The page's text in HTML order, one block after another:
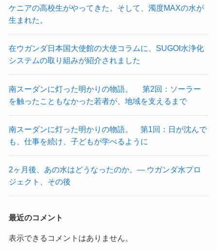
ケニアの高校生がやってきた。そして、濁度MAXの水が
生まれた。
在ウガンダ日本国大使館の大使コラムに、SUGOI水浄化
システムの取り組みが紹介されました
南スーダンに灯った明かりの物語。 第2回：ソーラー
を触ったこともなかった若者が、地域を支えるまで
南スーダンに灯った明かりの物語。 第1回：日が沈んで
も、仕事を続け、子どもが学べるように
2ヶ月後、あの水はどうなったのか。― ウガンダ水プロ
ジェクト、その後
最近のコメント
表示できるコメントはありません。